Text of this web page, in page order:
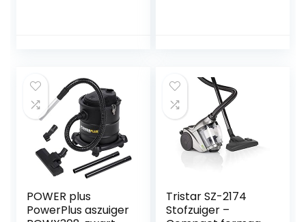
POWER plus
PowerPlus aszuiger
Tristar SZ-2174
Stofzuiger –